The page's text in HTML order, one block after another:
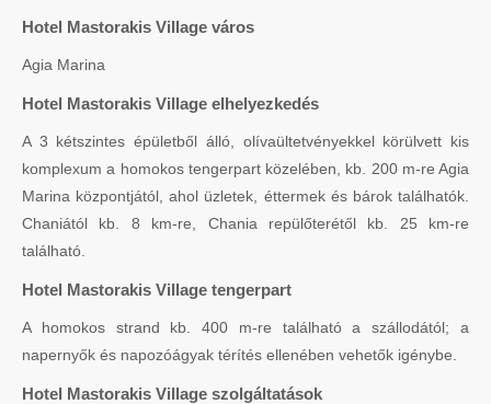
Hotel Mastorakis Village város
Agia Marina
Hotel Mastorakis Village elhelyezkedés
A 3 kétszintes épületből álló, olívaültetvényekkel körülvett kis
komplexum a homokos tengerpart közelében, kb. 200 m-re Agia
Marina központjától, ahol üzletek, éttermek és bárok találhatók.
Chaniától kb. 8 km-re, Chania repülőterétől kb. 25 km-re
található.
Hotel Mastorakis Village tengerpart
A homokos strand kb. 400 m-re található a szállodától; a
napernyők és napozóágyak térítés ellenében vehetők igénybe.
Hotel Mastorakis Village szolgáltatások